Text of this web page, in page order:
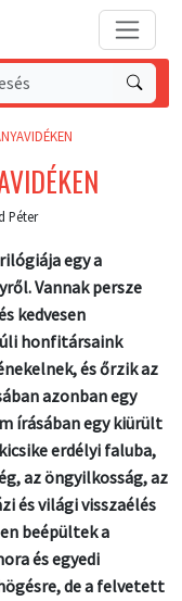
Péter
egy a
Vannak persze
kedvesen
honfitársaink
és őrzik az
azonban egy
írásában egy kiürült
erdélyi faluba,
az öngyilkosság, az
és világi visszaélés
beépültek a
és egyedi
de a felvetett